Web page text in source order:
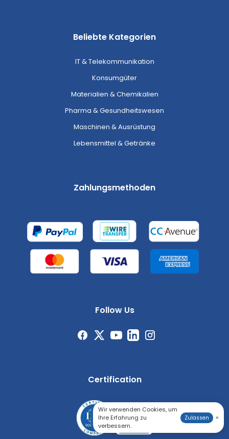
Beliebte Kategorien
IT & Telekommunikation
Konsumgüter
Materialien & Chemikalien
Pharma & Gesundheitswesen
Maschinen & Ausrüstung
Lebensmittel & Getränke
Zahlungsmethoden
Follow Us
Certification
Wir verwenden Cookies, um
Ihre Erfahrung zu
verbessern.
Zulassen ×